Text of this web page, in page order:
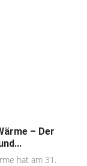
– Der
hat am 31.